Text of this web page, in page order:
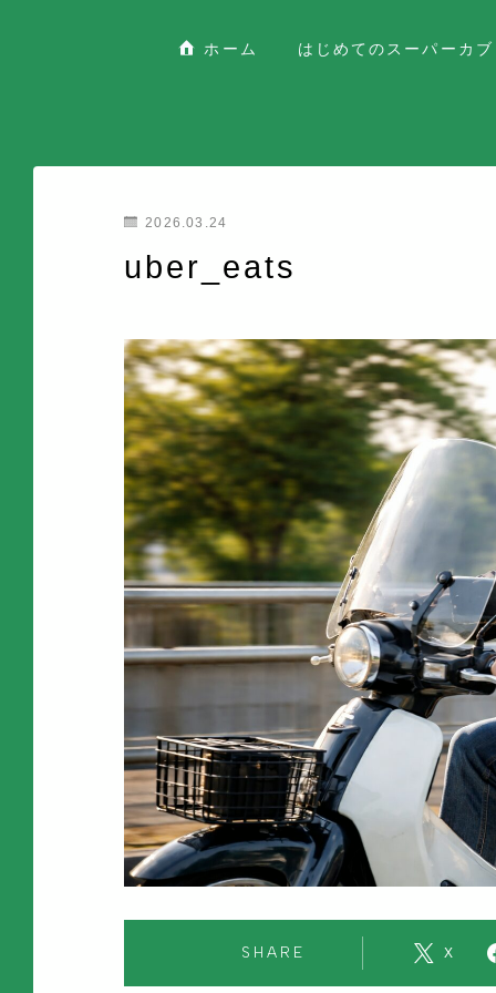
ホーム はじめてのスーパーカブ
2026.03.24
uber_eats
SHARE X